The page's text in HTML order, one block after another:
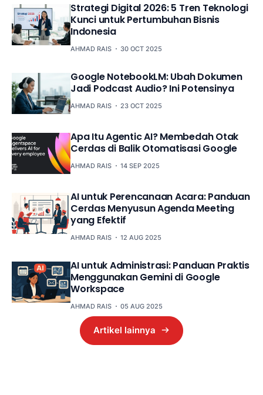
Strategi Digital 2026: 5 Tren Teknologi
Kunci untuk Pertumbuhan Bisnis
Indonesia
AHMAD RAIS 30 OCT 2025
Google NotebookLM: Ubah Dokumen
Jadi Podcast Audio? Ini Potensinya
AHMAD RAIS 23 OCT 2025
Apa Itu Agentic AI? Membedah Otak
Cerdas di Balik Otomatisasi Google
AHMAD RAIS 14 SEP 2025
AI untuk Perencanaan Acara: Panduan
Cerdas Menyusun Agenda Meeting
yang Efektif
AHMAD RAIS 12 AUG 2025
AI untuk Administrasi: Panduan Praktis
Menggunakan Gemini di Google
Workspace
AHMAD RAIS 05 AUG 2025
Artikel lainnya